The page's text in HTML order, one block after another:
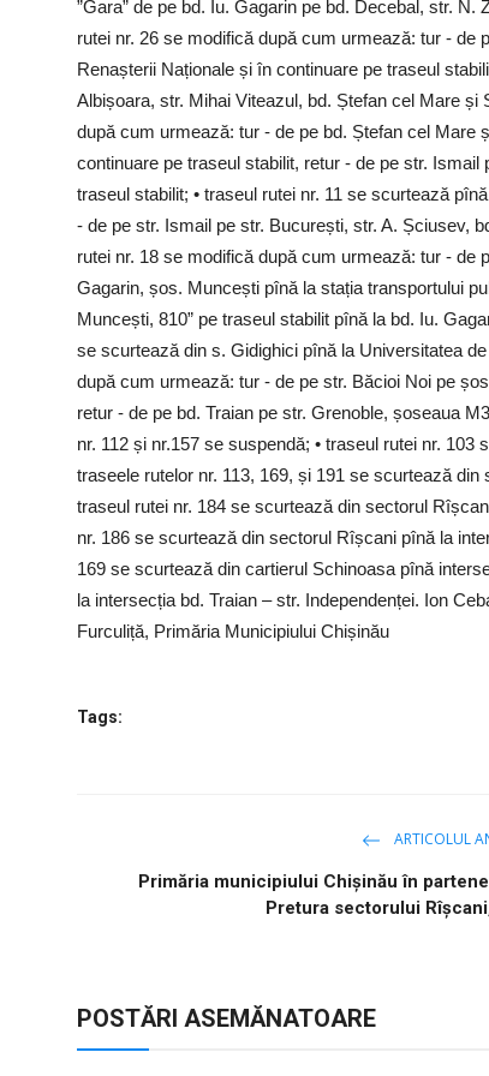
”Gara” de pe bd. Iu. Gagarin pe bd. Decebal, str.
rutei nr. 26 se modifică după cum urmează: tur - de
Renașterii Naționale și în continuare pe traseul
Albișoara, str. Mihai Viteazul, bd. Ștefan cel Mare
după cum urmează: tur - de pe bd. Ștefan cel Mare
continuare pe traseul stabilit, retur - de pe str.
traseul stabilit; • traseul rutei nr. 11 se scurtează
- de pe str. Ismail pe str. București, str. A. Șciusev,
rutei nr. 18 se modifică după cum urmează: tur - de
Gagarin, șos. Muncești pînă la stația transportului
Muncești, 810” pe traseul stabilit pînă la bd. Iu.
se scurtează din s. Gidighici pînă la Universitatea
după cum urmează: tur - de pe str. Băcioi Noi pe
retur - de pe bd. Traian pe str. Grenoble, șoseaua
nr. 112 și nr.157 se suspendă; • traseul rutei nr.
traseele rutelor nr. 113, 169, și 191 se scurtează
traseul rutei nr. 184 se scurtează din sectorul
nr. 186 se scurtează din sectorul Rîșcani pînă la
169 se scurtează din cartierul Schinoasa pînă
la intersecția bd. Traian – str. Independenței. Ion
Furculiță, Primăria Municipiului Chișinău
Tags:
ARTICOLUL
Primăria municipiului Chișinău în
Pretura sectorului
POSTĂRI ASEMĂNATOARE